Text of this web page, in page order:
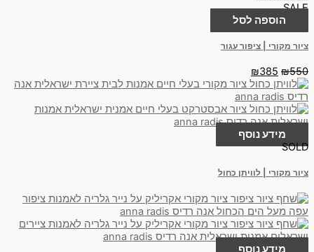
SALE
הוספה לסל
ציור מקורי | ציפור עגור
₪550
₪385
מידע נוסף
SOLD
ציור מקורי | לוויתן כחול
מידע נוסף